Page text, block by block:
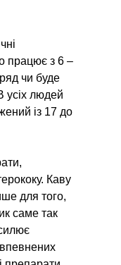
працює з 6 –
чи буде
усіх людей
із 17 до
Каву
для того,
саме так